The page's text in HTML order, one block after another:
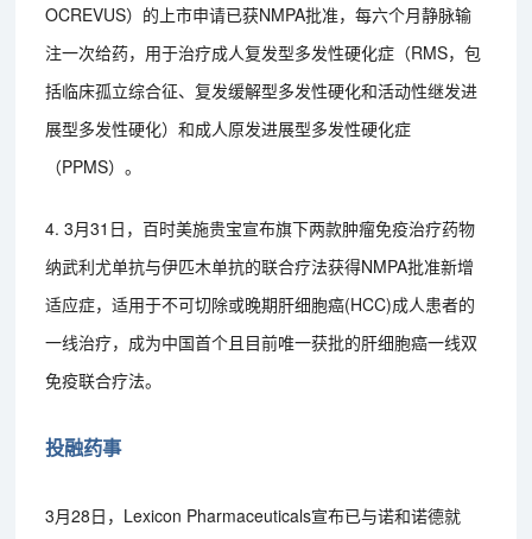
OCREVUS）的上市申请已获NMPA批准，每六个月静脉输
注一次给药，用于治疗成人复发型多发性硬化症（RMS，包
括临床孤立综合征、复发缓解型多发性硬化和活动性继发进
展型多发性硬化）和成人原发进展型多发性硬化症
（PPMS）。
4. 3月31日，百时美施贵宝宣布旗下两款肿瘤免疫治疗药物
纳武利尤单抗与伊匹木单抗的联合疗法获得NMPA批准新增
适应症，适用于不可切除或晚期肝细胞癌(HCC)成人患者的
一线治疗，成为中国首个且目前唯一获批的肝细胞癌一线双
免疫联合疗法。
投融药事
3月28日，Lexicon Pharmaceuticals宣布已与诺和诺德就